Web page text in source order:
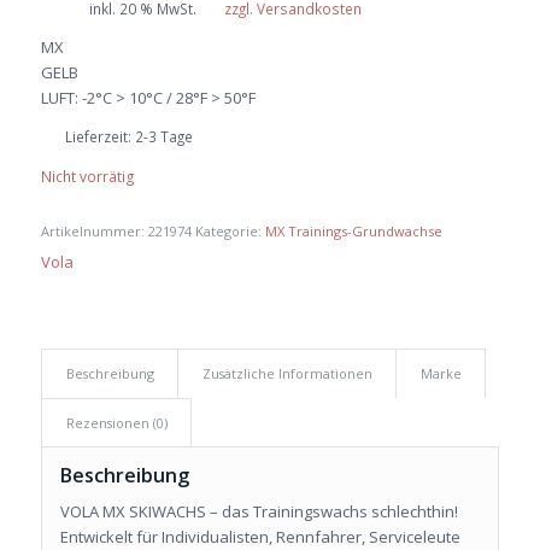
inkl. 20 % MwSt. zzgl. Versandkosten
MX
GELB
LUFT: -2°C > 10°C / 28°F > 50°F
Lieferzeit: 2-3 Tage
Nicht vorrätig
Artikelnummer: 221974 Kategorie: MX Trainings-Grundwachse
Vola
Beschreibung Zusätzliche Informationen Marke
Rezensionen (0)
Beschreibung
VOLA MX SKIWACHS – das Trainingswachs schlechthin!
Entwickelt für Individualisten, Rennfahrer, Serviceleute